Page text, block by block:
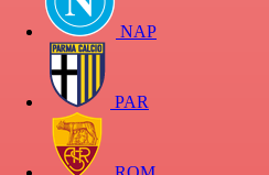
NAP
PAR